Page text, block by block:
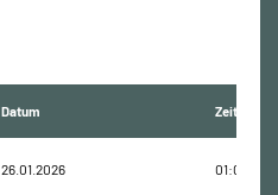
Datum Zeit
26.01.2026 01:01:41